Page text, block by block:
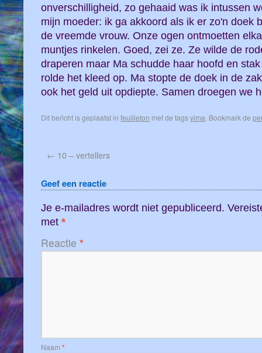
onverschilligheid, zo gehaaid was ik intussen
mijn moeder: ik ga akkoord als ik er zo'n doek
de vreemde vrouw. Onze ogen ontmoetten
muntjes rinkelen. Goed, zei ze. Ze wilde de
draperen maar Ma schudde haar hoofd en
rolde het kleed op. Ma stopte de doek in de
ook het geld uit opdiepte. Samen droegen we
Dit bericht is geplaatst in feuilleton met de tagsyima. Bookmark de
← 10 – vertellers
Geef een reactie
Je e-mailadres wordt niet gepubliceerd.
met *
Reactie *
Naam *